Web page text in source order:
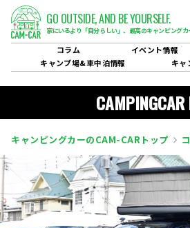
GO OUTSIDE,AND BE YOURSELF.
家にいるより「自分らしい」、 最高のキャンピングカ
コラム イベント情報
キャンプ場&車中泊情報 キャ
CAMPINGCAR
キャンピングカーのCAM-CARトップ